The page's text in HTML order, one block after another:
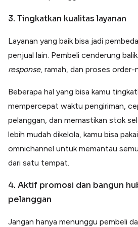
3. Tingkatkan kualitas layanan
Layanan yang baik bisa jadi
penjual lain. Pembeli cenderung
response, ramah, dan proses order-
Beberapa hal yang bisa kamu
mempercepat waktu pengiriman,
pelanggan, dan memastikan stok
lebih mudah dikelola, kamu bisa
omnichannel untuk memantau
dari satu tempat.
4. Aktif promosi dan bangun
pelanggan
Jangan hanya menunggu pembeli